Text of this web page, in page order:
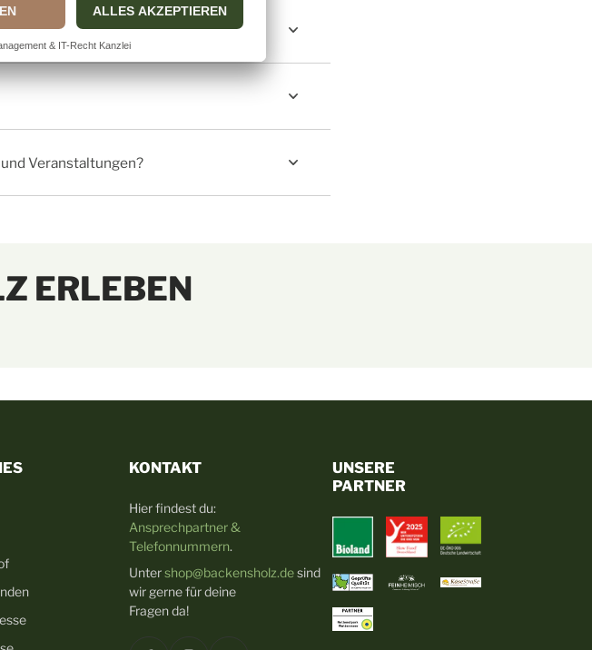
Veranstaltungen?
ERLEBEN
KONTAKT
Hier findest du:
Ansprechpartner &
Telefonnummern.
Untershop@backensholz.desind
wir gerne für deine
Fragen da!
UNSERE
PARTNER